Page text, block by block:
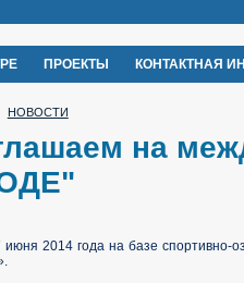
ПРОЕКТЫ КОНТАКТНАЯ
НОВОСТИ
на
2014 года на базе спортивно-